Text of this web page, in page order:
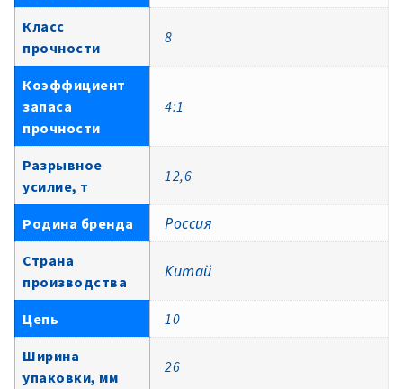
Класс
прочности
8
Коэффициент
запаса
прочности
4:1
Разрывное
усилие, т
12,6
Родина бренда Россия
Страна
производства
Китай
Цепь 10
Ширина
упаковки, мм
26